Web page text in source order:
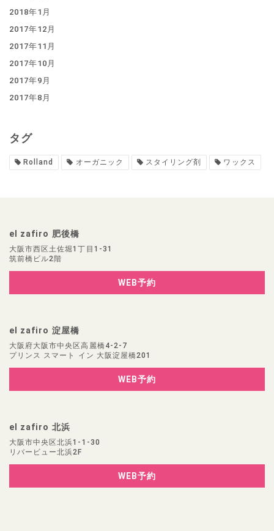
2018年1月
2017年12月
2017年11月
2017年10月
2017年9月
2017年8月
タグ
Rolland オーガニック スタイリング剤 ワックス
el zafiro 肥後橋
大阪市西区土佐堀1丁目1-31
筑前橋ビル2階
WEB予約
el zafiro 淀屋橋
大阪府大阪市中央区高麗橋4-2-7
プリンス スマート イン 大阪淀屋橋201
WEB予約
el zafiro 北浜
大阪市中央区北浜1-1-30
リバービュー北浜2F
WEB予約